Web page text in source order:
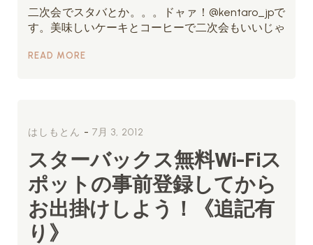
二次会でスタバとか。。。ドャァ！@kentaro_jpで
す。美味しいケーキとコーヒーで二次会もいいじゃ
READ MORE
はしもとん - 7月 3, 2012
スターバックス無料Wi-Fiス
ポットの事前登録してから
お出掛けしよう！《追記有
り》